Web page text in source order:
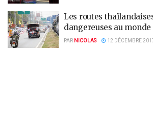
Les routes
dangereuses au monde
PAR NICOLAS 12 DÉCEMBRE